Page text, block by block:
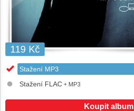
119 Kč
Stažení MP3
Stažení FLAC + MP3
Koupit album